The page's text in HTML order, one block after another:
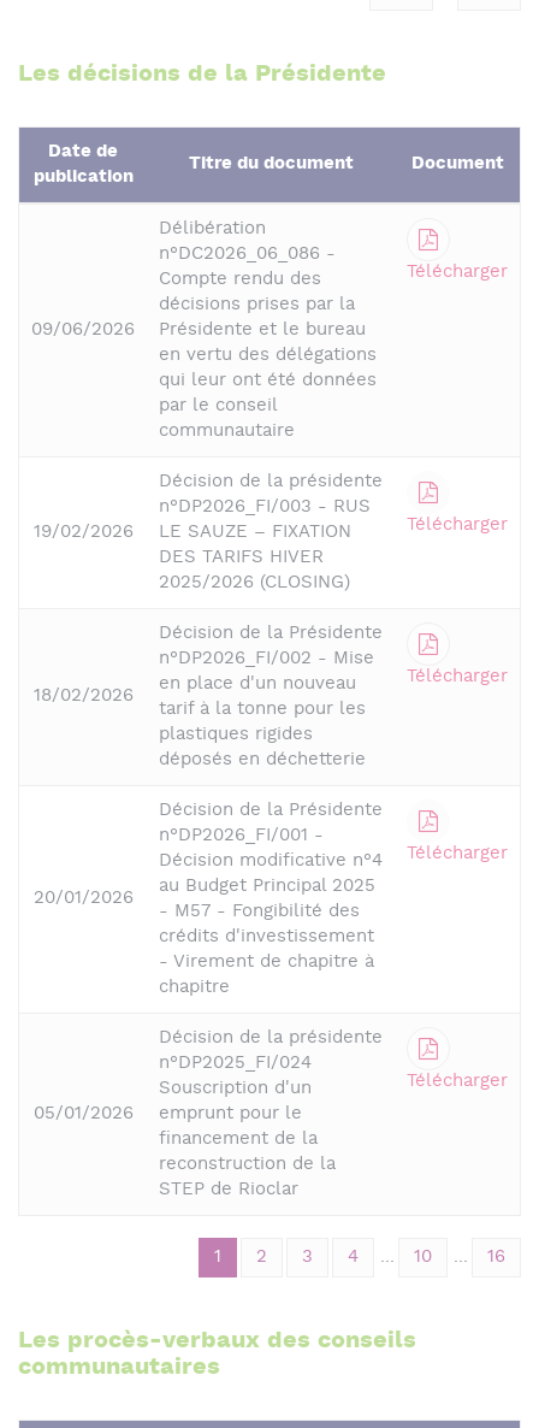
Les décisions de la Présidente
Date de
publication
Titre du document Document
09/06/2026
Délibération
n°DC2026_06_086 -
Compte rendu des
décisions prises par la
Présidente et le bureau
en vertu des délégations
qui leur ont été données
par le conseil
communautaire
Télécharger
19/02/2026
Décision de la présidente
n°DP2026_FI/003 - RUS
LE SAUZE – FIXATION
DES TARIFS HIVER
2025/2026 (CLOSING)
Télécharger
18/02/2026
Décision de la Présidente
n°DP2026_FI/002 - Mise
en place d'un nouveau
tarif à la tonne pour les
plastiques rigides
déposés en déchetterie
Télécharger
20/01/2026
Décision de la Présidente
n°DP2026_FI/001 -
Décision modificative n°4
au Budget Principal 2025
- M57 - Fongibilité des
crédits d'investissement
- Virement de chapitre à
chapitre
Télécharger
05/01/2026
Décision de la présidente
n°DP2025_FI/024
Souscription d'un
emprunt pour le
financement de la
reconstruction de la
STEP de Rioclar
Télécharger
1 2 3 4 ... 10 ... 16
Les procès-verbaux des conseils
communautaires